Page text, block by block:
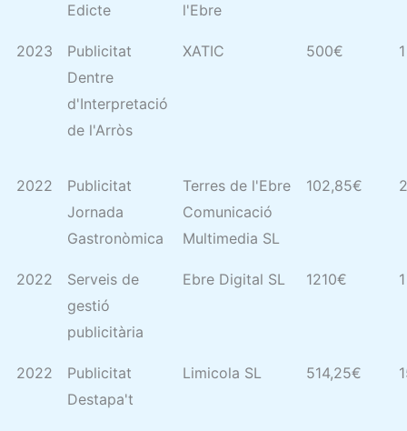
Edicte
l'Ebre
2023
Publicitat
Dentre
d'Interpretació
de l'Arròs
XATIC 500€
2022
Publicitat
Jornada
Gastronòmica
Terres de l'Ebre
Comunicació
Multimedia SL
102,85€
2022
Serveis de
gestió
publicitària
Ebre Digital SL 1210€
2022
Publicitat
Destapa't
Limicola SL 514,25€